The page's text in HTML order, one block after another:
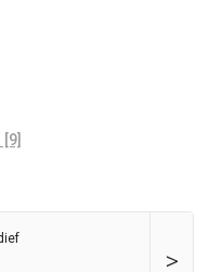
>